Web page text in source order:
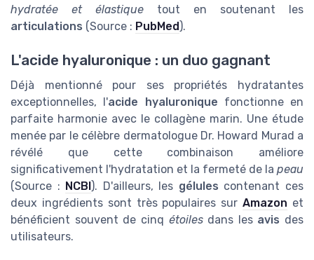
hydratée et élastique tout en soutenant les
articulations (Source : PubMed).
L'acide hyaluronique : un duo gagnant
Déjà mentionné pour ses propriétés hydratantes
exceptionnelles, l'acide hyaluronique fonctionne en
parfaite harmonie avec le collagène marin. Une étude
menée par le célèbre dermatologue Dr. Howard Murad a
révélé que cette combinaison améliore
significativement l'hydratation et la fermeté de la peau
(Source : NCBI ). D'ailleurs, les gélules contenant ces
deux ingrédients sont très populaires surAmazon et
bénéficient souvent de cinq étoilesdans les avis des
utilisateurs.